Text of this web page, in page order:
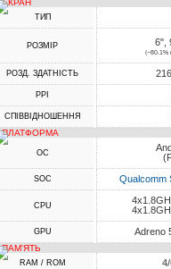
ЕКРАН
ТИП
РОЗМІР 6",
(~80.1%
РОЗД. ЗДАТНІСТЬ
PPI
СПІВВІДНОШЕННЯ
ПЛАТФОРМА
ОС
SOC Qualcomm
CPU
GPU Adreno
ПАМ'ЯТЬ
RAM / ROM